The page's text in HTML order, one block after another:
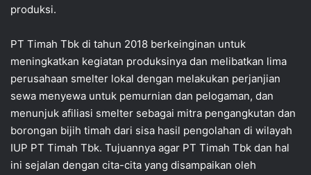
produksi.
PT Timah Tbk di tahun 2018 berkeinginan untuk
meningkatkan kegiatan produksinya dan melibatkan lima
perusahaan smelter lokal dengan melakukan perjanjian
sewa menyewa untuk pemurnian dan pelogaman, dan
menunjuk afiliasi smelter sebagai mitra pengangkutan dan
borongan bijih timah dari sisa hasil pengolahan di wilayah
IUP PT Timah Tbk. Tujuannya agar PT Timah Tbk dan hal
ini sejalan dengan cita-cita yang disampaikan oleh